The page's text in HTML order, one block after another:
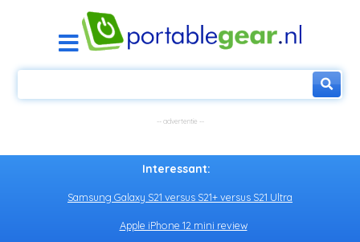
Interessant:
Samsung Galaxy S21 versus S21+ versus S21 Ultra
Apple iPhone 12 mini review